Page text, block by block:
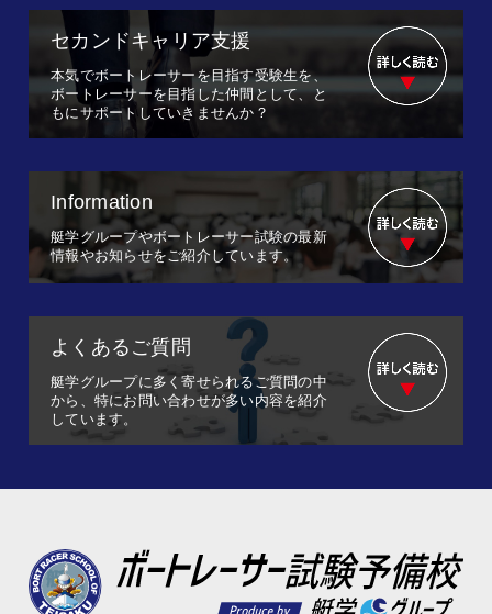
セカンドキャリア支援
本気でボートレーサーを目指す受験生を、
ボートレーサーを目指した仲間として、と
もにサポートしていきませんか？
Information
艇学グループやボートレーサー試験の最新
情報やお知らせをご紹介しています。
よくあるご質問
艇学グループに多く寄せられるご質問の中
から、特にお問い合わせが多い内容を紹介
しています。